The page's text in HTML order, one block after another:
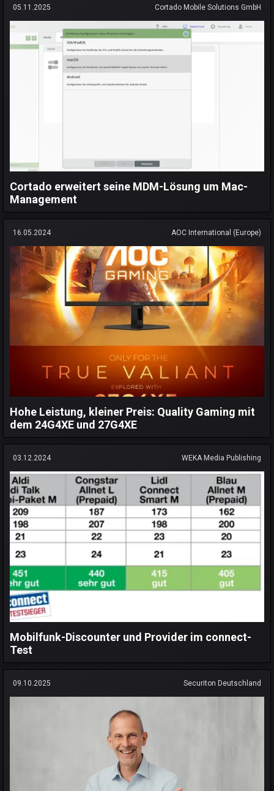
05.11.2025 Cortado Mobile Solutions GmbH
Cortado erweitert seine MDM-Lösung um Mac-
Management
16.05.2024 AOC International (Europe)
Hohe Leistung, kleiner Preis: Quality Gaming mit
dem 24G4XE und 27G4XE
03.12.2024 WEKA Media Publishing
Mobilfunk-Discounter und Provider im connect-
Test
09.10.2025 Securiton Deutschland